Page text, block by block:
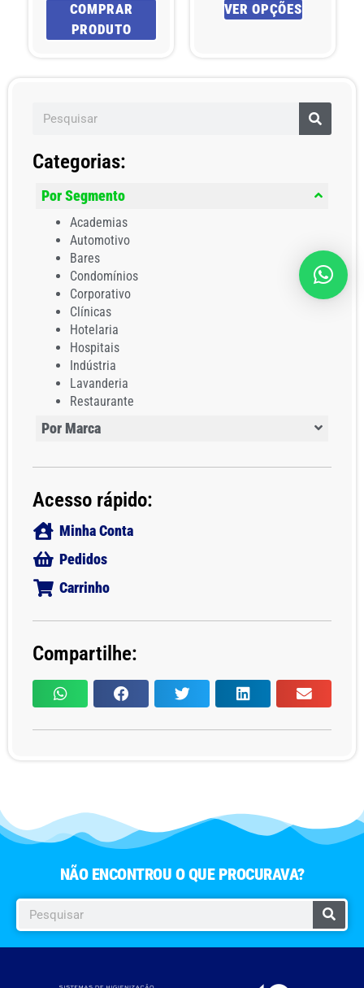
COMPRAR
PRODUTO
VER OPÇÕES
Categorias:
Por Segmento
Academias
Automotivo
Bares
Condomínios
Corporativo
Clínicas
Hotelaria
Hospitais
Indústria
Lavanderia
Restaurante
Por Marca
Acesso rápido:
Minha Conta
Pedidos
Carrinho
Compartilhe:
NÃO ENCONTROU O QUE PROCURAVA?